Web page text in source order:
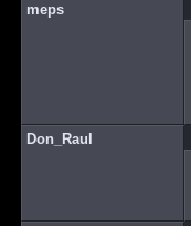
meps
Don_Raul